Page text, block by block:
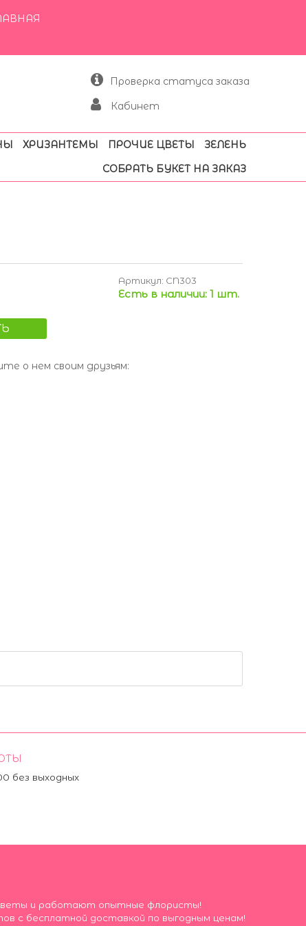
Проверка статуса заказа
Кабинет
ХРИЗАНТЕМЫ ПРОЧИЕ ЦВЕТЫ
ЗЕЛЕНЬ
СОБРАТЬ БУКЕТ НА ЗАКАЗ
Артикул: CN303
Есть в наличии: 1 шт.
о нем своим друзьям:
без выходных
цветы и работают опытные флористы!
с бесплатной доставкой по выгодным ценам!